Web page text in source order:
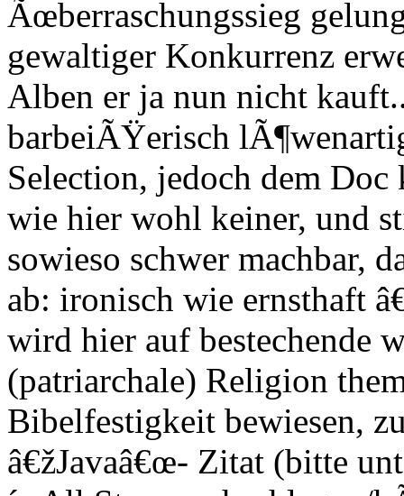
Ãœberraschungssieg
gewaltiger Konkurrenz
Alben er ja nun nicht
barbeiÃŸerisch
Selection, jedoch dem
wie hier wohl keiner, und
sowieso schwer machbar,
ab: ironisch wie ernsthaft
wird hier auf bestechende
(patriarchale) Religion
Bibelfestigkeit bewiesen,
â€žJavaâ€œ- Zitat (bitte